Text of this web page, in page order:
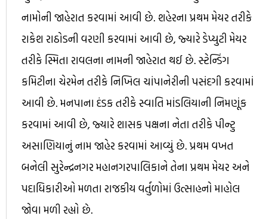
નામોની જાહેરાત કરવામાં આવી છે. શહેરના પ્રથમ મેયર તરીકે
રાકેશ રાઠોડની વરણી કરવામાં આવી છે, જ્યારે ડેપ્યુટી મેયર
તરીકે સ્મિતા રાવલના નામની જાહેરાત થઈ છે. સ્ટેન્ડિંગ
કમિટીના ચેરમેન તરીકે નિખિલ ચાંપાનેરીની પસંદગી કરવામાં
આવી છે. મનપાના દંડક તરીકે સ્વાતિ માંડલિયાની નિમણૂંક
કરવામાં આવી છે, જ્યારે શાસક પક્ષના નેતા તરીકે પીન્ટુ
અસાણિયાનું નામ જાહેર કરવામાં આવ્યું છે. પ્રથમ વખત
બનેલી સુરેન્દ્રનગર મહાનગરપાલિકાને તેના પ્રથમ મેયર અને
પદાધિકારીઓ મળતા રાજકીય વર્તુળોમાં ઉત્સાહનો માહોલ
જોવા મળી રહ્યો છે.